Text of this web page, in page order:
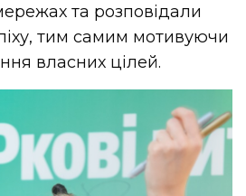
та розповідали
тим самим мотивуючи
власних цілей.